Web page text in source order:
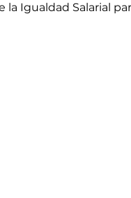
la Igualdad Salarial